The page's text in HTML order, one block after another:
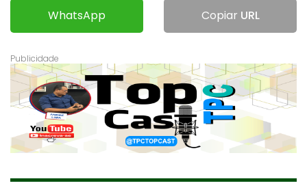
WhatsApp Copiar URL